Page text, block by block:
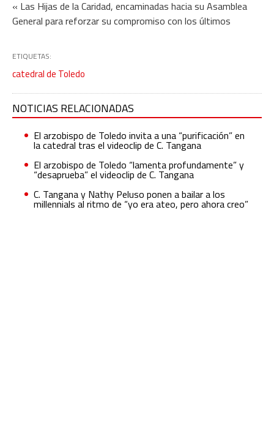
« Las Hijas de la Caridad, encaminadas hacia su Asamblea
General para reforzar su compromiso con los últimos
ETIQUETAS:
catedral de Toledo
NOTICIAS RELACIONADAS
El arzobispo de Toledo invita a una “purificación” en
la catedral tras el videoclip de C. Tangana
El arzobispo de Toledo “lamenta profundamente” y
“desaprueba” el videoclip de C. Tangana
C. Tangana y Nathy Peluso ponen a bailar a los
millennials al ritmo de “yo era ateo, pero ahora creo”